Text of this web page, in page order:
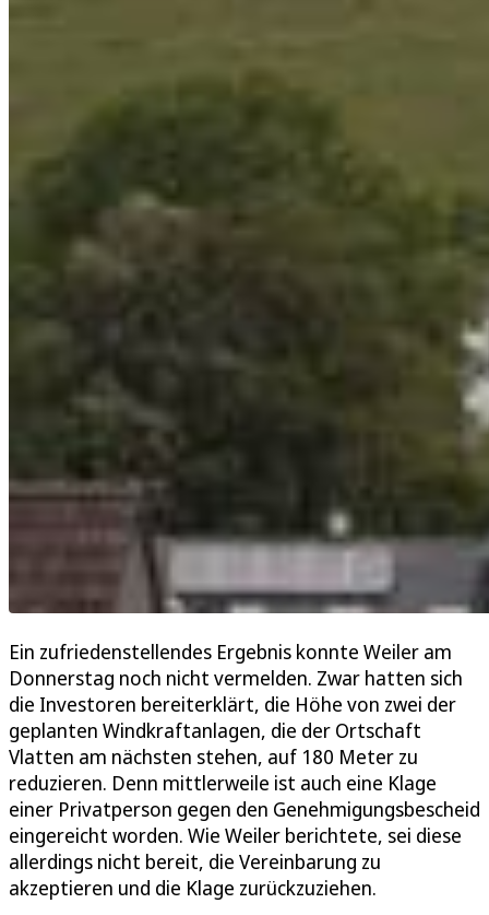
Ein zufriedenstellendes Ergebnis konnte Weiler am
Donnerstag noch nicht vermelden. Zwar hatten sich
die Investoren bereiterklärt, die Höhe von zwei der
geplanten Windkraftanlagen, die der Ortschaft
Vlatten am nächsten stehen, auf 180 Meter zu
reduzieren. Denn mittlerweile ist auch eine Klage
einer Privatperson gegen den Genehmigungsbescheid
eingereicht worden. Wie Weiler berichtete, sei diese
allerdings nicht bereit, die Vereinbarung zu
akzeptieren und die Klage zurückzuziehen.